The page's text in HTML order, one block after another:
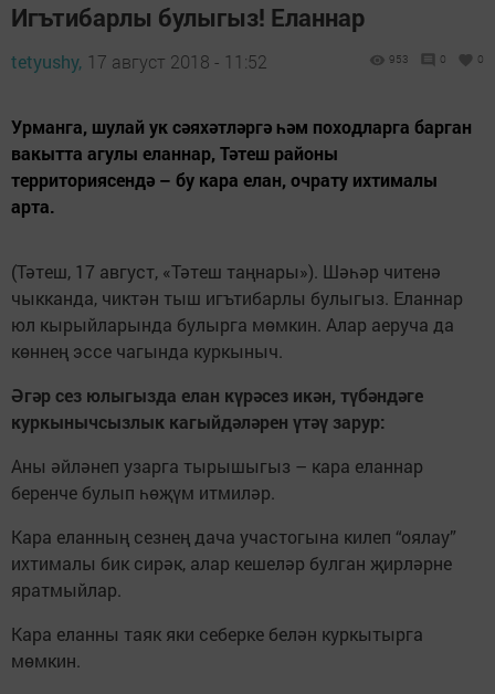
Игътибарлы булыгыз! Еланнар
tetyushy, 17 август 2018 - 11:52 953 0 0
Урманга, шулай ук сәяхәтләргә һәм походларга барган
вакытта агулы еланнар, Тәтеш районы
территориясендә – бу кара елан, очрату ихтималы
арта.
(Тәтеш, 17 август, «Тәтеш таңнары»). Шәһәр читенә
чыкканда, чиктән тыш игътибарлы булыгыз. Еланнар
юл кырыйларында булырга мөмкин. Алар аеруча да
көннең эссе чагында куркыныч.
Әгәр сез юлыгызда елан күрәсез икән, түбәндәге
куркынычсызлык кагыйдәләрен үтәү зарур:
Аны әйләнеп узарга тырышыгыз – кара еланнар
беренче булып һөҗүм итмиләр.
Кара еланның сезнең дача участогына килеп “оялау”
ихтималы бик сирәк, алар кешеләр булган җирләрне
яратмыйлар.
Кара еланны таяк яки себерке белән куркытыр­га
мөмкин.